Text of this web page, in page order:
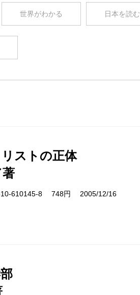
世界がわかる 日本を読む
ストの正体
著
610145-8 748円 2005/12/16